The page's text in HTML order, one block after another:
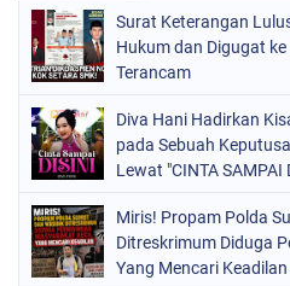
Surat Keterangan
Hukum dan Digugat
Terancam
Diva Hani Hadirkan
pada Sebuah
Lewat "CINTA
Miris! Propam Polda
Ditreskrimum Diduga
Yang Mencari Keadilan